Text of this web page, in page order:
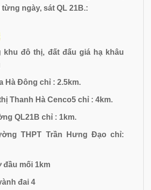
ngày, sát QL 21B.:
khu đô thị, đất đấu giá hạ khâu
Hà Đông chỉ : 2.5km.
Thanh Hà Cenco5 chỉ : 4km.
QL21B chỉ : 1km.
THPT Trần Hưng Đạo chỉ:
đầu mối 1km
đai 4